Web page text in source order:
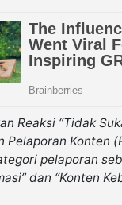
Reaksi “Tidak
Pelaporan Konten
pelaporan
dan “Konten